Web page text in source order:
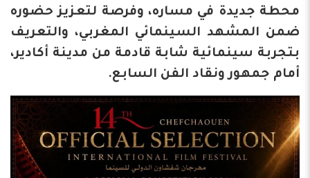
محطة جديدة في مساره، وفرصة لتعزيز حضوره
ضمن المشهد السينمائي المغربي، والتعريف
بتجربة سينمائية شابة قادمة من مدينة أكادير،
أمام جمهور ونقاد الفن السابع.